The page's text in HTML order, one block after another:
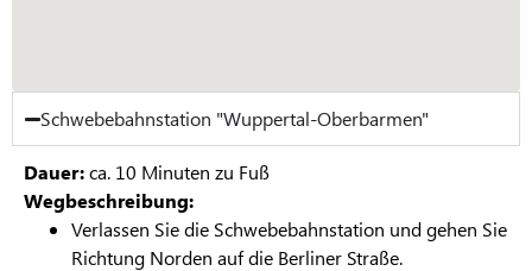
Schwebebahnstation "Wuppertal-Oberbarmen"
Dauer:ca. 10 Minuten zu Fuß
Wegbeschreibung:
Verlassen Sie die Schwebebahnstation und gehen Sie
Richtung Norden auf die Berliner Straße.